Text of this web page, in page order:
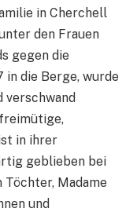
in Cherchell
den Frauen
gegen die
die Berge, wurde
verschwand
in ihrer
geblieben bei
Töchter, Madame
und